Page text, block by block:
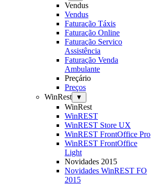
Vendus
Vendus
Faturação Táxis
Faturação Online
Faturação Servico
Assistência
Faturação Venda
Ambulante
Preçário
Preços
WinRest
▼
WinRest
WinREST
WinREST Store UX
WinREST FrontOffice Pro
WinREST FrontOffice
Light
Novidades 2015
Novidades WinREST FO
2015